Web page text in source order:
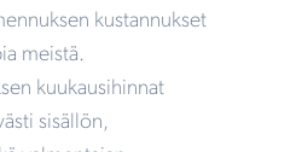
kustannukset
meistä.
kuukausihinnat
sisällön,